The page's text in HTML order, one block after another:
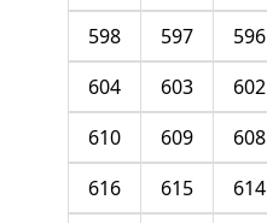
596
597
598
602
603
604
608
609
610
614
615
616